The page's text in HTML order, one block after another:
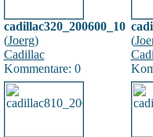
cadillac320_200600_10
(Joerg)
Cadillac
Kommentare: 0
(